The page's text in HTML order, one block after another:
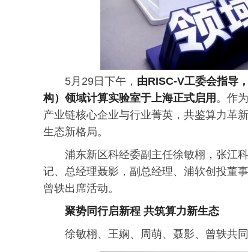
5月29日下午， 由RISC-V工委会指导
构）领域计算实验室于上海正式启用 。作
产业链核心企业与行业菁英，共鉴算力革
生态新格局。
浦东新区科经委副主任徐敏栩，张江
记、总经理聂影，副总经理、浦软创投董
曾轶出席活动。
聚势同行启新程 共筑算力新生态
徐敏栩、王娴、周萌、聂影、曾轶共